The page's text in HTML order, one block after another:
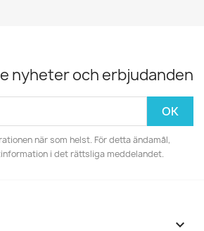
nyheter och erbjudanden
när som helst. För detta ändamål,
i det rättsliga meddelandet.
